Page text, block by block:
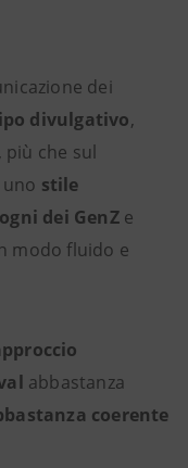
dei
divulgativo,
più che sul
stile
dei GenZ e
modo fluido e
abbastanza
coerente